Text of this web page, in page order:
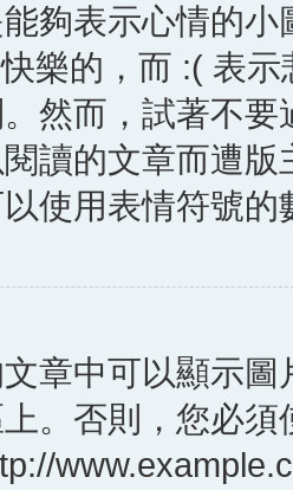
夠表示心情的
樂的，而 :( 表
然而，試著不
讀的文章而遭
使用表情符號的
章中可以顯示
。否則，您必